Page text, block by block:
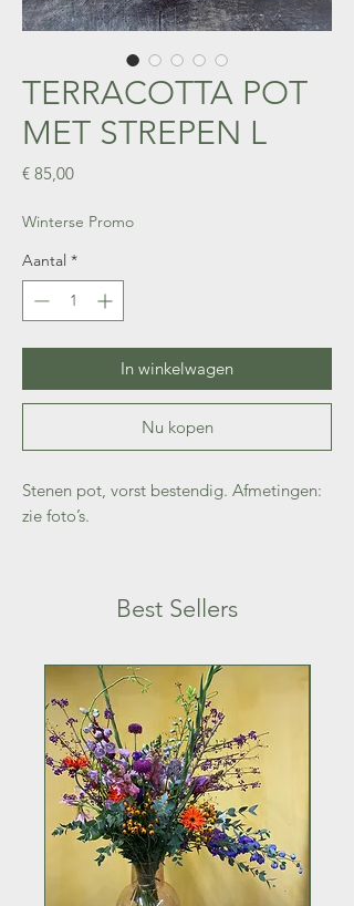
TERRACOTTA POT
MET STREPEN L
€ 85,00Prijs
Winterse Promo
Aantal *
In winkelwagen
Nu kopen
Stenen pot, vorst bestendig. Afmetingen:
zie foto’s.
Best Sellers